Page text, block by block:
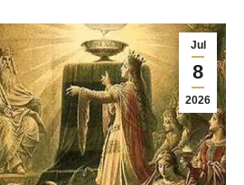
Jul
8
2026